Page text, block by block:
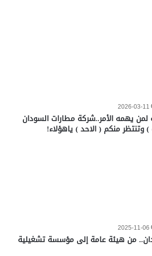
2026-03-11
يهمه الأمر..شركة مطارات السودان
منكم ( الاحد ) ياهؤلاء!
2025-11-06
من هيئة عامة إلى مؤسسة تشغيلية